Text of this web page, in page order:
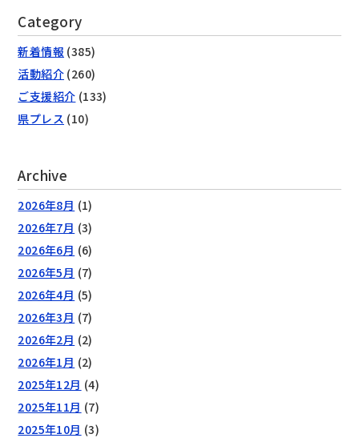
Category
新着情報 (385)
活動紹介 (260)
ご支援紹介 (133)
県プレス (10)
Archive
2026年8月 (1)
2026年7月 (3)
2026年6月 (6)
2026年5月 (7)
2026年4月 (5)
2026年3月 (7)
2026年2月 (2)
2026年1月 (2)
2025年12月 (4)
2025年11月 (7)
2025年10月 (3)